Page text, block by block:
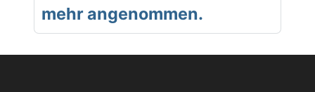
mehr angenommen.